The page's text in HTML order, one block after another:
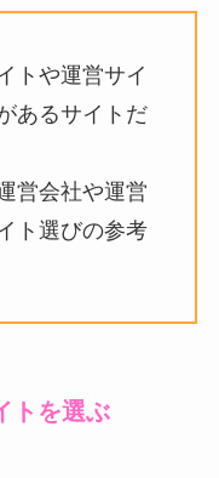
トや運営サイ
あるサイトだ
営会社や運営
ト選びの参考
トを選ぶ